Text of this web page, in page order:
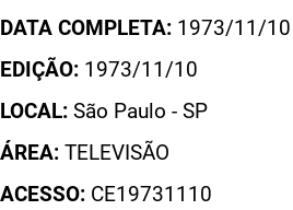
DATA COMPLETA: 1973/11/10
EDIÇÃO: 1973/11/10
LOCAL: São Paulo - SP
ÁREA: TELEVISÃO
ACESSO: CE19731110